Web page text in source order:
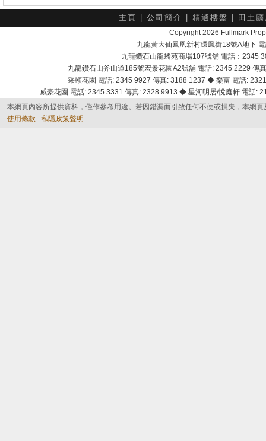
主頁 公司簡介 精選樓盤 田土
Copyright 2026 Fullmark
九龍黃大仙鳳凰新村環鳳街18號A地下
九龍鑽石山龍蟠苑商場107號舖 電話：2345
九龍鑽石山斧山道185號宏景花園A2號舖 電話: 2345 2229
采頣花園 電話: 2345 9927 傳真: 3188 1237 ◆ 樂富 電話:
威豪花園 電話: 2345 3331 傳真: 2328 9913 ◆ 星河明居/悅庭軒 電話
本網頁內容所提供資料，僅作參考用途。若因錯漏而引致任何不便或損失，本網
使用條款
私隱政策聲明